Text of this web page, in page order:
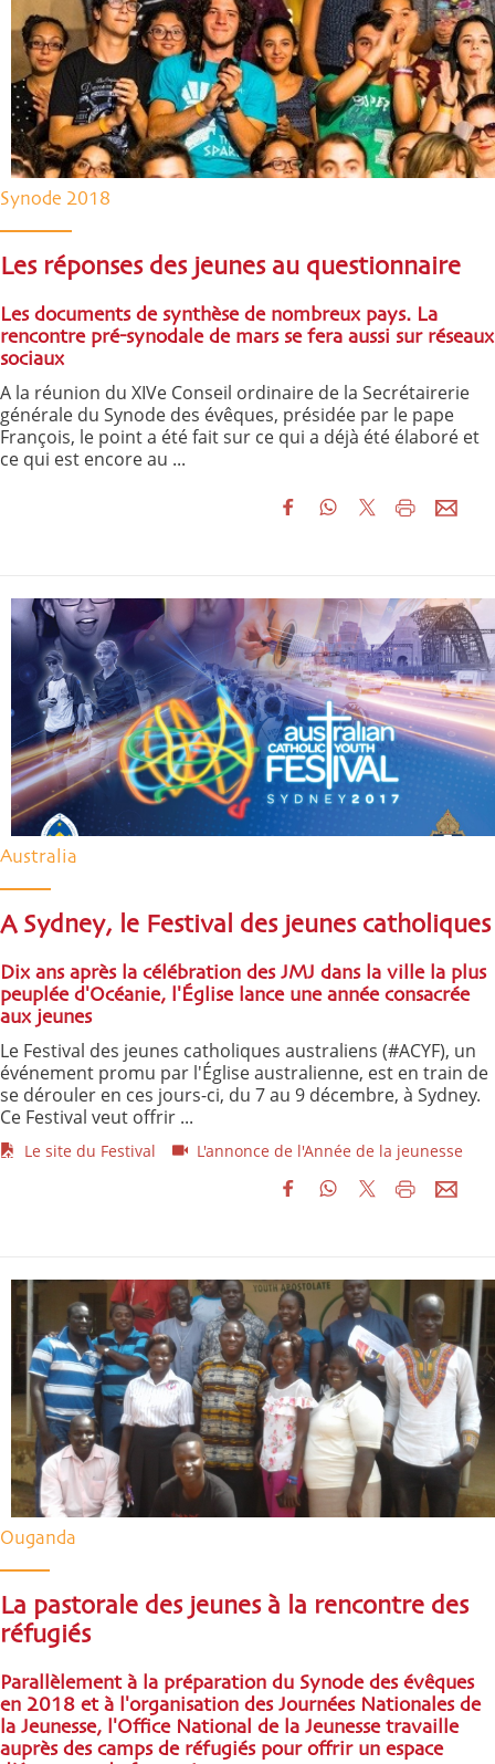
Synode 2018
Les réponses des jeunes au questionnaire
Les documents de synthèse de nombreux pays. La
rencontre pré-synodale de mars se fera aussi sur réseaux
sociaux
A la réunion du XIVe Conseil ordinaire de la Secrétairerie
générale du Synode des évêques, présidée par le pape
François, le point a été fait sur ce qui a déjà été élaboré et
ce qui est encore au ...
Australia
A Sydney, le Festival des jeunes catholiques
Dix ans après la célébration des JMJ dans la ville la plus
peuplée d'Océanie, l'Église lance une année consacrée
aux jeunes
Le Festival des jeunes catholiques australiens (#ACYF), un
événement promu par l'Église australienne, est en train de
se dérouler en ces jours-ci, du 7 au 9 décembre, à Sydney.
Ce Festival veut offrir ...
Le site du Festival L'annonce de l'Année de la jeunesse
Ouganda
La pastorale des jeunes à la rencontre des
réfugiés
Parallèlement à la préparation du Synode des évêques
en 2018 et à l'organisation des Journées Nationales de
la Jeunesse, l'Office National de la Jeunesse travaille
auprès des camps de réfugiés pour offrir un espace